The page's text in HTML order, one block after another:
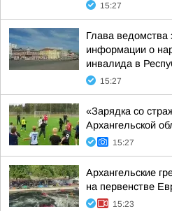
15:27
Глава ведомства
информации о
инвалида в
15:27
«Зарядка со
Архангельской
15:27
Архангельские
на первенстве
15:23